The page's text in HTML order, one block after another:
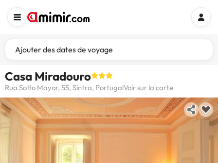
Ajouter des dates de voyage
Casa Miradouro
Rua Sotto Mayor, 55, Sintra, PortugalVoir sur la carte